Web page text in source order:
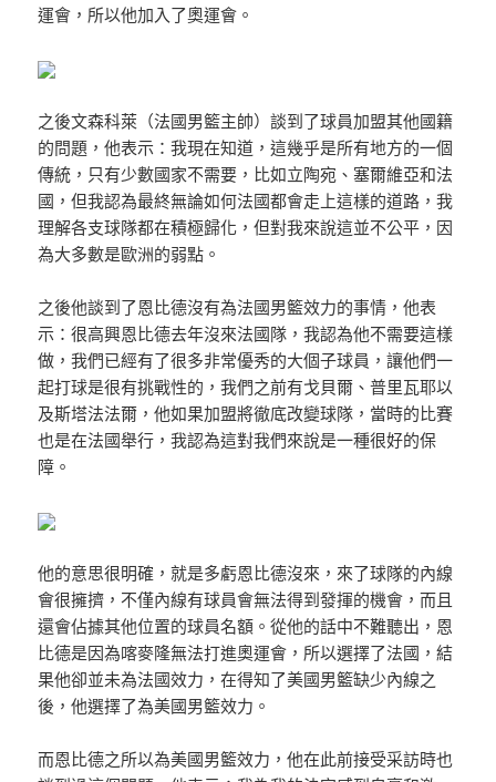
運會，所以他加入了奧運會。
之後文森科萊（法國男籃主帥）談到了球員加盟其他國籍
的問題，他表示：我現在知道，這幾乎是所有地方的一個
傳統，只有少數國家不需要，比如立陶宛、塞爾維亞和法
國，但我認為最終無論如何法國都會走上這樣的道路，我
理解各支球隊都在積極歸化，但對我來說這並不公平，因
為大多數是歐洲的弱點。
之後他談到了恩比德沒有為法國男籃效力的事情，他表
示：很高興恩比德去年沒來法國隊，我認為他不需要這樣
做，我們已經有了很多非常優秀的大個子球員，讓他們一
起打球是很有挑戰性的，我們之前有戈貝爾、普里瓦耶以
及斯塔法法爾，他如果加盟將徹底改變球隊，當時的比賽
也是在法國舉行，我認為這對我們來說是一種很好的保
障。
他的意思很明確，就是多虧恩比德沒來，來了球隊的內線
會很擁擠，不僅內線有球員會無法得到發揮的機會，而且
還會佔據其他位置的球員名額。從他的話中不難聽出，恩
比德是因為喀麥隆無法打進奧運會，所以選擇了法國，結
果他卻並未為法國效力，在得知了美國男籃缺少內線之
後，他選擇了為美國男籃效力。
而恩比德之所以為美國男籃效力，他在此前接受采訪時也